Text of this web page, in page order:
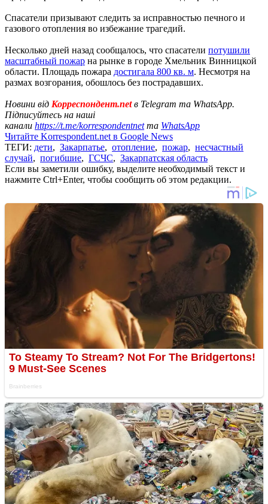
Спасатели призывают следить за исправностью печного и
газового отопления во избежание трагедий.
Несколько дней назад сообщалось, что спасатели потушили
масштабный пожар на рынке в городе Хмельник Винницкой
области. Площадь пожара достигала 800 кв. м. Несмотря на
размах возгорания, обошлось без пострадавших.
Новини від Корреспондент.netв Telegram та WhatsApp.
Підписуйтесь на наші
канали https://t.me/korrespondentnetта WhatsApp
Читайте Korrespondent.net в Google News
ТЕГИ: дети, Закарпатье, отопление, пожар, несчастный
случай, погибшие, ГСЧС, Закарпатская область
Если вы заметили ошибку, выделите необходимый текст и
нажмите Ctrl+Enter, чтобы сообщить об этом редакции.